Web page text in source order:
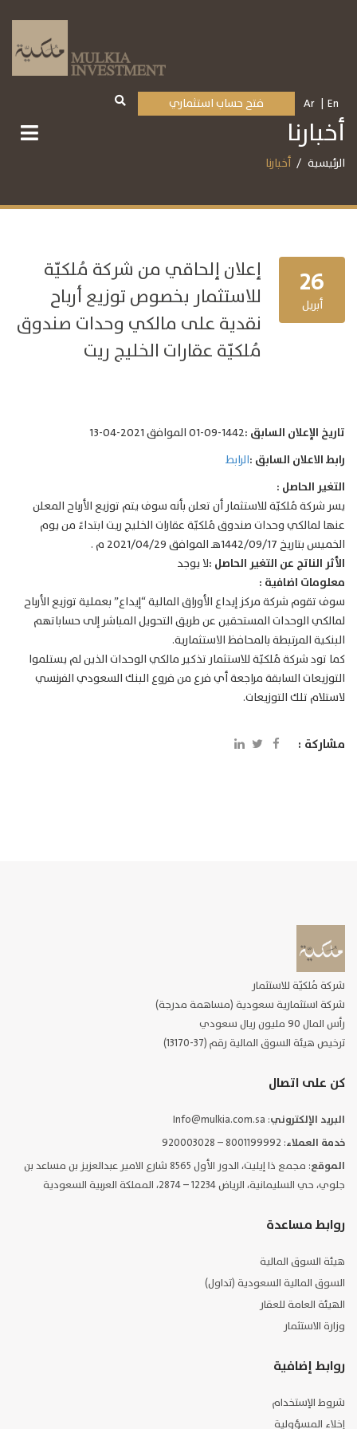
En
Ar فتح حساب استثماري
أخبارنا
الرئيسية أخبارنا
26
أبريل
إعلان إلحاقي من شركة مُلكيّة
للاستثمار بخصوص توزيع أرباح
نقدية على مالكي وحدات صندوق
مُلكيّة عقارات الخليج ريت
تاريخ الإعلان السابق :1442-09-01 الموافق 2021-04-13
رابط الاعلان السابق :الرابط
التغير الحاصل :
يسر شركة مُلكيّة للاستثمار أن تعلن بأنه سوف يتم توزيع الأرباح المعلن
عنها لمالكي وحدات صندوق مُلكيّة عقارات الخليج ريت ابتداءً من يوم
الخميس بتاريخ 1442/09/17هـ الموافق 2021/04/29 م .
الأثر الناتج عن التغير الحاصل :لا يوجد
معلومات اضافية :
سوف تقوم شركة مركز إيداع الأوراق المالية “إيداع” بعملية توزيع الأرباح
لمالكي الوحدات المستحقين عن طريق التحويل المباشر إلى حساباتهم
البنكية المرتبطة بالمحافظ الاستثمارية.
كما تود شركة مُلكيّة للاستثمار تذكير مالكي الوحدات الذين لم يستلموا
التوزيعات السابقة مراجعة أي فرع من فروع البنك السعودي الفرنسي
لاستلام تلك التوزيعات.
مشاركة :
شركة مُلكيّة للاستثمار
شركة استثمارية سعودية (مساهمة مدرجة)
رأس المال 90 مليون ريال سعودي
ترخيص هيئة السوق المالية رقم (37-13170)
كن على اتصال
البريد الإلكتروني: Info@mulkia.com.sa
خدمة العملاء: 8001199992 – 920003028
الموقع
: مجمع ذا إيليت، الدور الأول 8565 شارع الامير عبدالعزيز بن مساعد بن
جلوي، حي السليمانية، الرياض 12234 – 2874، المملكة العربية السعودية
روابط مساعدة
هيئة السوق المالية
السوق المالية السعودية (تداول)
الهيئة العامة للعقار
وزارة الاستثمار
روابط إضافية
شروط الإستخدام
إخلاء المسؤولية